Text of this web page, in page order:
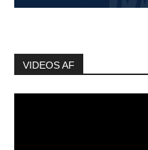
VIDEOS AF